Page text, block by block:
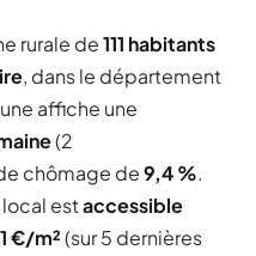
rurale de111 habitants
, dans le département
affiche une
(2
chômage de9,4 %.
estaccessible
€/m²(sur 5 dernières